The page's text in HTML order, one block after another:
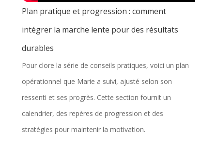
Plan pratique et progression : comment
intégrer la marche lente pour des résultats
durables
Pour clore la série de conseils pratiques, voici un plan
opérationnel que Marie a suivi, ajusté selon son
ressenti et ses progrès. Cette section fournit un
calendrier, des repères de progression et des
stratégies pour maintenir la motivation.